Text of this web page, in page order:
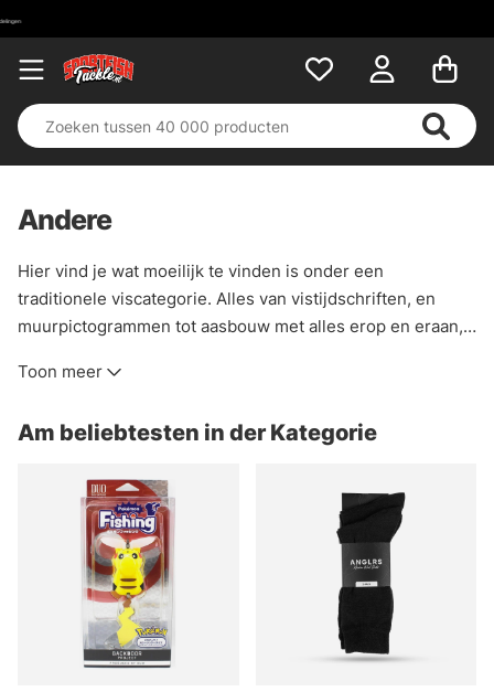
Andere
Hier vind je wat moeilijk te vinden is onder een
traditionele viscategorie. Alles van vistijdschriften, en
muurpictogrammen tot aasbouw met alles erop en eraan,
vismethodes opgenomen zodat je snel aan de slag kunt
trollen.
Toon meer
Am beliebtesten in der Kategorie